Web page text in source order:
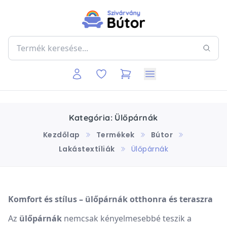
Kategória: Ülőpárnák
Kezdőlap
Termékek
Bútor
Lakástextíliák
Ülőpárnák
Komfort és stílus – ülőpárnák otthonra és teraszra
Az ülőpárnák nemcsak kényelmesebbé teszik a